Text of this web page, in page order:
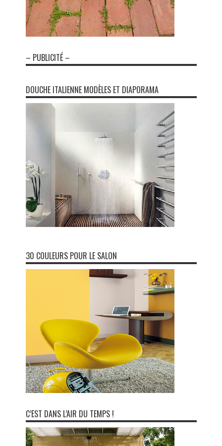
– PUBLICITÉ –
DOUCHE ITALIENNE MODÈLES ET DIAPORAMA
30 COULEURS POUR LE SALON
C’EST DANS L’AIR DU TEMPS !